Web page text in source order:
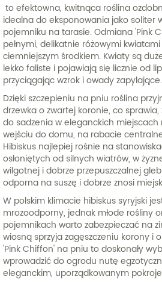
to efektowna, kwitnąca roślina
idealna do eksponowania jako soliter
pojemniku na tarasie. Odmiana 'Pink
pełnymi, delikatnie różowymi
ciemniejszym środkiem. Kwiaty są
lekko faliste i pojawiają się licznie od
przyciągając wzrok i owady zapylające.
Dzięki szczepieniu na pniu roślina
drzewka o zwartej koronie, co
do sadzenia w eleganckich
wejściu do domu, na rabacie
Hibiskus najlepiej rośnie na
osłoniętych od silnych wiatrów, w
wilgotnej i dobrze przepuszczalnej
odporna na suszę i dobrze znosi
W polskim klimacie hibiskus syryjski
mrozoodporny, jednak młode rośliny
pojemnikach warto zabezpieczać na
wiosną sprzyja zagęszczeniu korony i
'Pink Chiffon' na pniu to doskonały
wprowadzić do ogrodu nutę
eleganckim, uporządkowanym